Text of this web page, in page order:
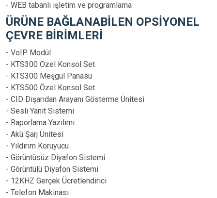
- WEB tabanlı işletim ve programlama
ÜRÜNE BAĞLANABİLEN OPSİYONEL
ÇEVRE BİRİMLERİ
- VoIP Modül
- KTS300 Özel Konsol Set
- KTS300 Meşgul Panasu
- KTS500 Özel Konsol Set
- CID Dışarıdan Arayanı Gösterme Ünitesi
- Sesli Yanıt Sistemi
- Raporlama Yazılımı
- Akü Şarj Ünitesi
- Yıldırım Koruyucu
- Görüntüsüz Diyafon Sistemi
- Görüntülü Diyafon Sistemi
- 12KHZ Gerçek Ücretlendirici
- Telefon Makinası